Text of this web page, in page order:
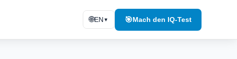
🌐EN ▼ 🎯Mach den IQ-Test